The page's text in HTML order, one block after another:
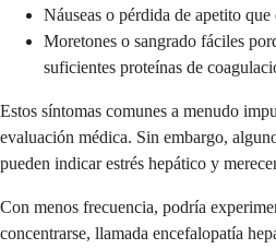
Náuseas o pérdida de apetito
Moretones o sangrado fáciles
suficientes proteínas de
Estos síntomas comunes a menudo
evaluación médica. Sin embargo,
pueden indicar estrés hepático y
Con menos frecuencia, podría
concentrarse, llamada encefalopatía